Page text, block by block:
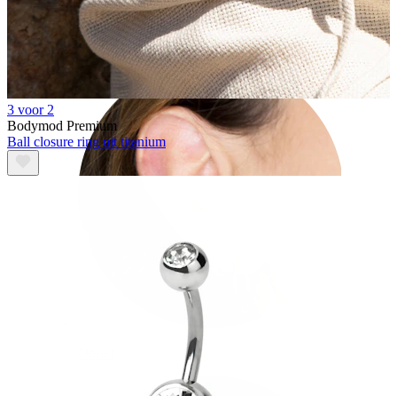
Waterbestendig
Oor piercings
3 voor 2
Bodymod Premium
Ball closure ring uit titanium